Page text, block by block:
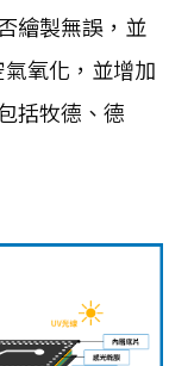
繪製無誤，並
氧化，並增加
括牧德、德